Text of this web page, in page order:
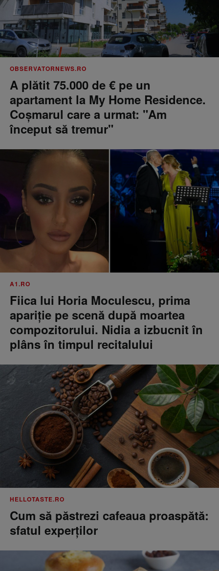
OBSERVATORNEWS.RO
A plătit 75.000 de € pe un
apartament la My Home Residence.
Coşmarul care a urmat: "Am
început să tremur"
A1.RO
Fiica lui Horia Moculescu, prima
apariție pe scenă după moartea
compozitorului. Nidia a izbucnit în
plâns în timpul recitalului
HELLOTASTE.RO
Cum să păstrezi cafeaua proaspătă:
sfatul experților